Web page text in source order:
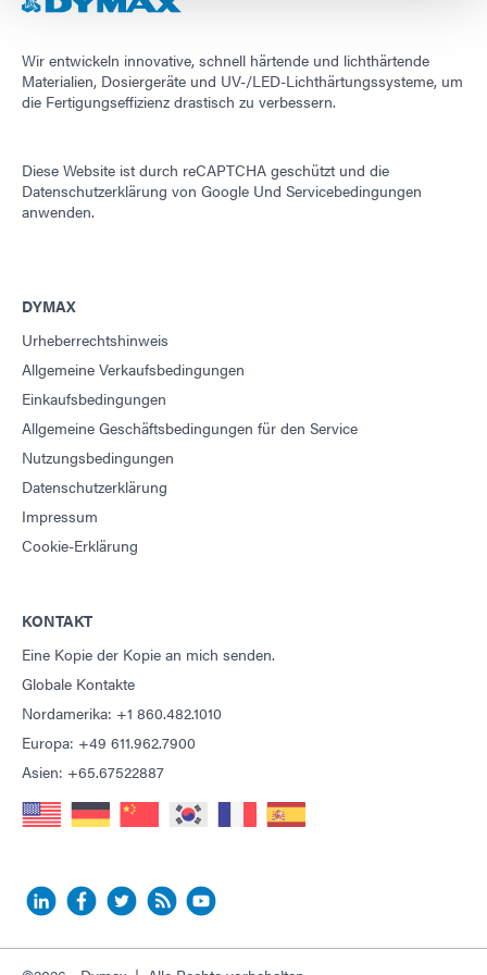
Wir entwickeln innovative, schnell härtende und lichthärtende
Materialien, Dosiergeräte und UV-/LED-Lichthärtungssysteme, um
die Fertigungseffizienz drastisch zu verbessern.
Diese Website ist durch reCAPTCHA geschützt und die
Datenschutzerklärung von Google Und Servicebedingungen
anwenden.
DYMAX
Urheberrechtshinweis
Allgemeine Verkaufsbedingungen
Einkaufsbedingungen
Allgemeine Geschäftsbedingungen für den Service
Nutzungsbedingungen
Datenschutzerklärung
Impressum
Cookie-Erklärung
KONTAKT
Eine Kopie der Kopie an mich senden.
Globale Kontakte
Nordamerika: +1 860.482.1010
Europa: +49 611.962.7900
Asien: +65.67522887